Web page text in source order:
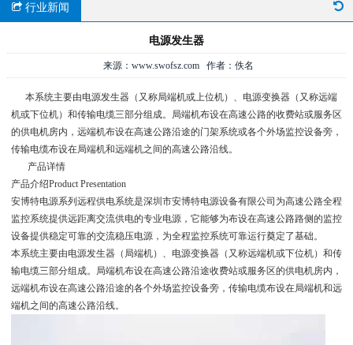
行业新闻
电源发生器
来源：www.swofsz.com 作者：佚名
本系统主要由电源发生器（又称局端机或上位机）、电源变换器（又称远端
机或下位机）和传输电缆三部分组成。局端机布设在高速公路的收费站或服务区
的供电机房内，远端机布设在高速公路沿途的门架系统或各个外场监控设备旁，
传输电缆布设在局端机和远端机之间的高速公路沿线。
产品详情
产品介绍Product Presentation
安博特电源系列远程供电系统是深圳市安博特电源设备有限公司为高速公路全程
监控系统提供远距离交流供电的专业电源，它能够为布设在高速公路路侧的监控
设备提供稳定可靠的交流稳压电源，为全程监控系统可靠运行奠定了基础。
本系统主要由电源发生器（局端机）、电源变换器（又称远端机或下位机）和传
输电缆三部分组成。局端机布设在高速公路沿途收费站或服务区的供电机房内，
远端机布设在高速公路沿途的各个外场监控设备旁，传输电缆布设在局端机和远
端机之间的高速公路沿线。